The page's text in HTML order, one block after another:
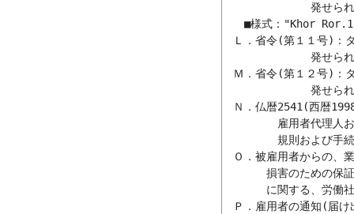
発せられる省令、
■様式："Khor Ror.1；
Ｌ．省令(第１１号)：
発せられる省令、
Ｍ．省令(第１２号)：
発せられる省令、
Ｎ．仏暦2541(西暦
雇用者代理人および
規則および手続きを
Ｏ．被雇用者からの、
損害のための保証(預)
に関する、労働社会
Ｐ．雇用者の通知(届け